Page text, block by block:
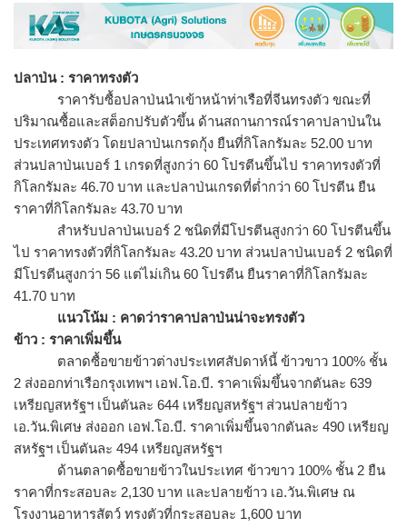
ปลาป่น : ราคาทรงตัว
ราคารับซื้อปลาป่นนำเข้าหน้าท่าเรือที่จีนทรงตัว ขณะที่
ปริมาณซื้อและสต็อกปรับตัวขึ้น ด้านสถานการณ์ราคาปลาป่นใน
ประเทศทรงตัว โดยปลาป่นเกรดกุ้ง ยืนที่กิโลกรัมละ 52.00 บาท
ส่วนปลาป่นเบอร์ 1 เกรดที่สูงกว่า 60 โปรตีนขึ้นไป ราคาทรงตัวที่
กิโลกรัมละ 46.70 บาท และปลาป่นเกรดที่ต่ำกว่า 60 โปรตีน ยืน
ราคาที่กิโลกรัมละ 43.70 บาท
สำหรับปลาป่นเบอร์ 2 ชนิดที่มีโปรตีนสูงกว่า 60 โปรตีนขึ้น
ไป ราคาทรงตัวที่กิโลกรัมละ 43.20 บาท ส่วนปลาป่นเบอร์ 2 ชนิดที่
มีโปรตีนสูงกว่า 56 แต่ไม่เกิน 60 โปรตีน ยืนราคาที่กิโลกรัมละ
41.70 บาท
แนวโน้ม : คาดว่าราคาปลาป่นน่าจะทรงตัว
ข้าว : ราคาเพิ่มขึ้น
ตลาดซื้อขายข้าวต่างประเทศสัปดาห์นี้ ข้าวขาว 100% ชั้น
2 ส่งออกท่าเรือกรุงเทพฯ เอฟ.โอ.บี. ราคาเพิ่มขึ้นจากตันละ 639
เหรียญสหรัฐฯ เป็นตันละ 644 เหรียญสหรัฐฯ ส่วนปลายข้าว
เอ.วัน.พิเศษ ส่งออก เอฟ.โอ.บี. ราคาเพิ่มขึ้นจากตันละ 490 เหรียญ
สหรัฐฯ เป็นตันละ 494 เหรียญสหรัฐฯ
ด้านตลาดซื้อขายข้าวในประเทศ ข้าวขาว 100% ชั้น 2 ยืน
ราคาที่กระสอบละ 2,130 บาท และปลายข้าว เอ.วัน.พิเศษ ณ
โรงงานอาหารสัตว์ ทรงตัวที่กระสอบละ 1,600 บาท